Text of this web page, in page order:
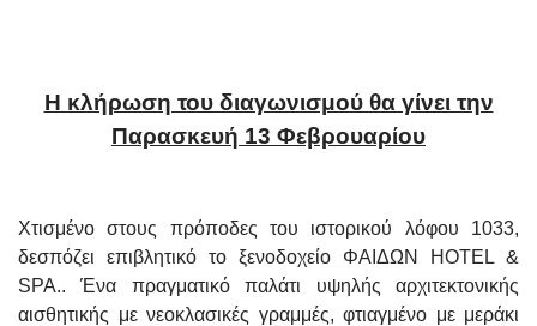
Η κλήρωση του διαγωνισμού θα γίνει την
Παρασκευή 13 Φεβρουαρίου
Χτισμένο στους πρόποδες του ιστορικού λόφου 1033,
δεσπόζει επιβλητικό το ξενοδοχείο ΦΑΙΔΩΝ HOTEL &
SPA.. Ένα πραγματικό παλάτι υψηλής αρχιτεκτονικής
αισθητικής με νεοκλασικές γραμμές, φτιαγμένο με μεράκι